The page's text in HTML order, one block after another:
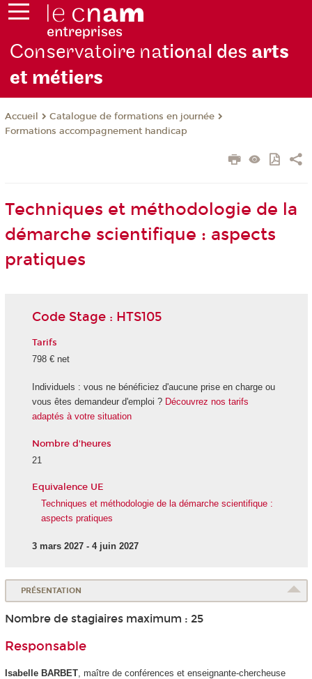
Conservatoire national des arts
et métiers
Accueil
Catalogue de formations en journée
Formations accompagnement handicap
Techniques et méthodologie de la
démarche scientifique : aspects
pratiques
Code Stage : HTS105
Tarifs
798 € net
Individuels : vous ne bénéficiez d'aucune prise en charge ou
vous êtes demandeur d'emploi ? Découvrez nos tarifs
adaptés à votre situation
Nombre d'heures
21
Equivalence UE
Techniques et méthodologie de la démarche scientifique :
aspects pratiques
3 mars 2027 - 4 juin 2027
PRÉSENTATION
Nombre de stagiaires maximum : 25
Responsable
Isabelle BARBET, maître de conférences et enseignante-chercheuse